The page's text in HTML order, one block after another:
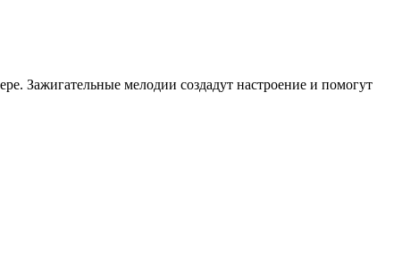
Зажигательные мелодии создадут настроение и помогут